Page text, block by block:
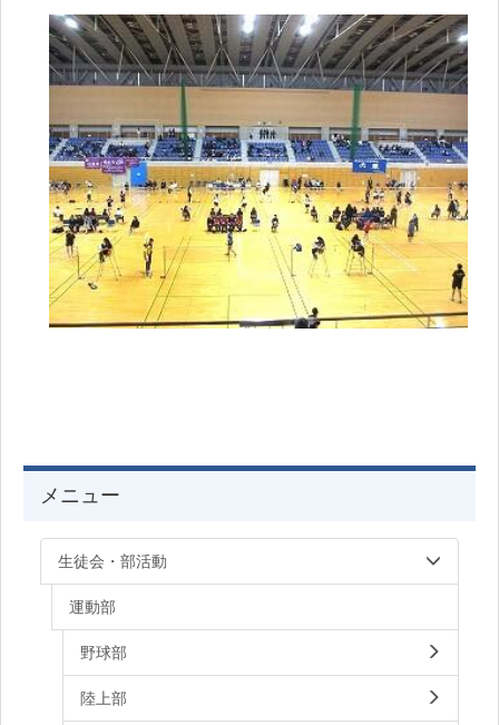
メニュー
生徒会・部活動
運動部
野球部
陸上部